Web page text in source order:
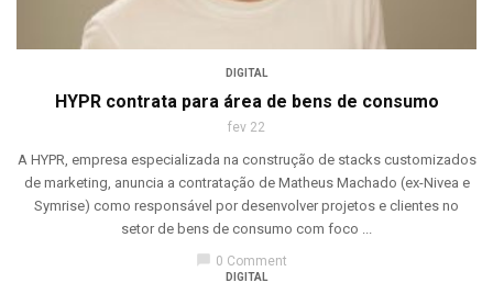
DIGITAL
HYPR contrata para área de bens de consumo
fev 22
A HYPR, empresa especializada na construção de stacks customizados
de marketing, anuncia a contratação de Matheus Machado (ex-Nivea e
Symrise) como responsável por desenvolver projetos e clientes no
setor de bens de consumo com foco ...
chat_bubble 0 Comment
DIGITAL